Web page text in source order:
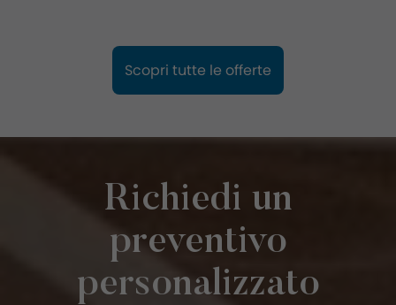
Scopri tutte le offerte
Richiedi un
preventivo
personalizzato